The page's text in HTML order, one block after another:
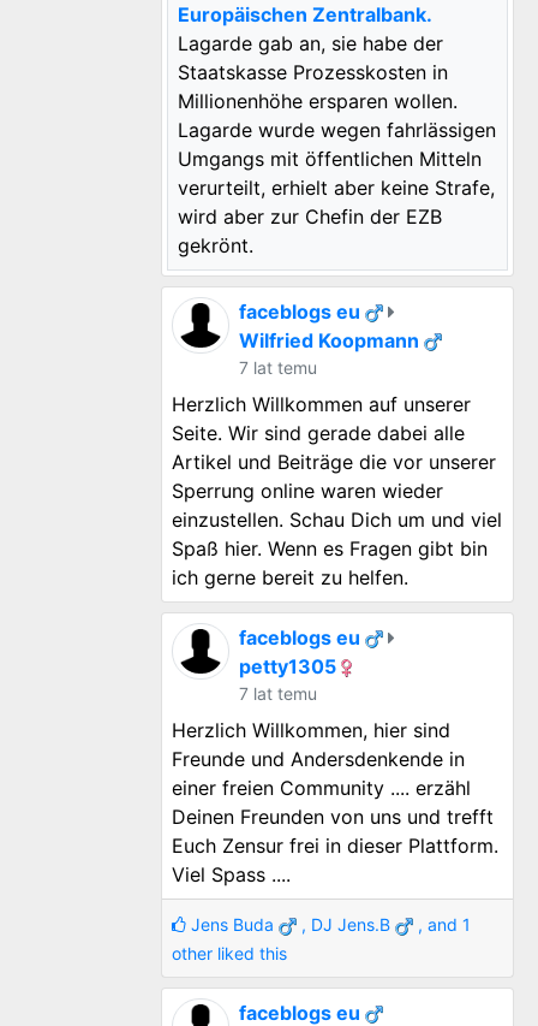
Europäischen Zentralbank.
Lagarde gab an, sie habe der
Staatskasse Prozesskosten in
Millionenhöhe ersparen wollen.
Lagarde wurde wegen fahrlässigen
Umgangs mit öffentlichen Mitteln
verurteilt, erhielt aber keine Strafe,
wird aber zur Chefin der EZB
gekrönt.
faceblogs eu
Wilfried Koopmann
7 lat temu
Herzlich Willkommen auf unserer
Seite. Wir sind gerade dabei alle
Artikel und Beiträge die vor unserer
Sperrung online waren wieder
einzustellen. Schau Dich um und viel
Spaß hier. Wenn es Fragen gibt bin
ich gerne bereit zu helfen.
faceblogs eu
petty1305
7 lat temu
Herzlich Willkommen, hier sind
Freunde und Andersdenkende in
einer freien Community .... erzähl
Deinen Freunden von uns und trefft
Euch Zensur frei in dieser Plattform.
Viel Spass ....
Jens Buda , DJ Jens.B
, and 1
other liked this
faceblogs eu